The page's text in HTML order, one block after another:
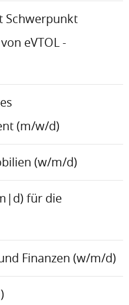
Schwerpunkt
eVTOL -
(m/w/d)
(w/m/d)
für die
Finanzen (w/m/d)